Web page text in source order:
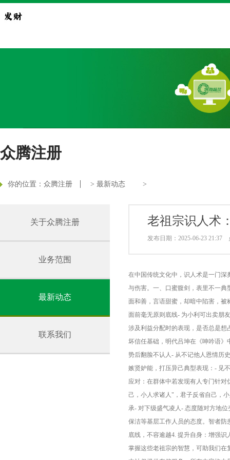
众腾注册
你的位置： 众腾注册 > 最新动态 >
关于众腾注册
业务范围
最新动态
联系我们
老祖宗识人术
发布日期：2025-06-23 21:37
在中国传统文化中，识人术是一门
与伤害。一、口蜜腹剑，表里不一
面和善，言语甜蜜，却暗中陷害，
面前毫无原则底线- 为小利可出卖朋
涉及利益分配时的表现，是否总是
坏信任基础，明代吕坤在《呻吟语
势后翻脸不认人- 从不记他人恩情历
嫉贤妒能，打压异己典型表现：- 见
应对：在群体中若发现有人专门针
己，小人求诸人"，君子反省自己，
承- 对下级盛气凌人- 态度随对方地
保洁等基层工作人员的态度。智者防
底线，不容逾越4. 提升自身：增强
掌握这些老祖宗的智慧，可助我们